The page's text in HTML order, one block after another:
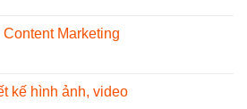
Marketing
kế hình ảnh, video